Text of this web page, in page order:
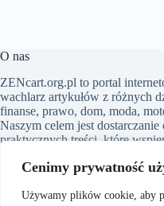
Cenimy prywatność
Używamy plików cookie, aby
O nas
​ZENcart.org.pl to portal
wachlarz artykułów z różnych
finanse, prawo, dom, moda,
Naszym celem jest
praktycznych treści, które
artykuły były zrozumiałe i